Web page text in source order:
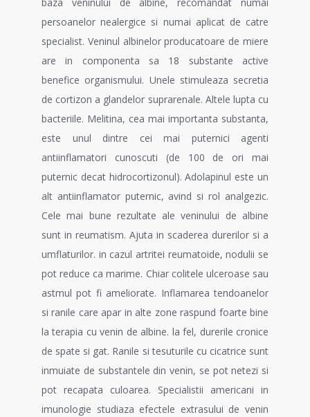
persoanelor nealergice si numai aplicat de catre
specialist. Veninul albinelor producatoare de miere
are in componenta sa 18 substante active
benefice organismului. Unele stimuleaza secretia
de cortizon a glandelor suprarenale. Altele lupta cu
bacteriile. Melitina, cea mai importanta substanta,
este unul dintre cei mai puternici agenti
antiinflamatori cunoscuti (de 100 de ori mai
puternic decat hidrocortizonul). Adolapinul este un
alt antiinflamator puternic, avind si rol analgezic.
Cele mai bune rezultate ale veninului de albine
sunt in reumatism. Ajuta in scaderea durerilor si a
umflaturilor. in cazul artritei reumatoide, nodulii se
pot reduce ca marime. Chiar colitele ulceroase sau
astmul pot fi ameliorate. Inflamarea tendoanelor
si ranile care apar in alte zone raspund foarte bine
la terapia cu venin de albine. la fel, durerile cronice
de spate si gat. Ranile si tesuturile cu cicatrice sunt
inmuiate de substantele din venin, se pot netezi si
pot recapata culoarea. Specialistii americani in
imunologie studiaza efectele extrasului de venin